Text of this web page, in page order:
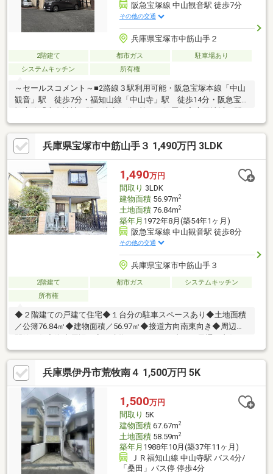
阪急宝塚線 中山観音駅 徒歩7分
その他の交通
兵庫県宝塚市中筋山手２
2階建て 都市ガス
駐車場あり
システムキッチン
所有権
～セールスコメント～■2路線３駅利用可能・阪急宝塚本線「中山
観音」駅 徒歩7分・福知山線「中山寺」駅 徒歩14分・阪急宝
静な住宅街です。■宅地が道路面より高いため、眺望良好・開放
感があります。■宅地地盤面が前面道路より高くなっているた
め、道路からの目線が気になりません。■南西側幅員約6.9ｍの道
路に面しています。■建物面積のほかに附属建物(車庫)21.96m2有
ります。物件の詳細及び内覧希望のお問合せにつきましては担
当：「岸田（きしだ）」までお願いいたします。（フリーコー
ル：０１２０－１０９－４７３）
兵庫県宝塚市中筋山手３ 1,490万円 3LDK
1,490万円
間取り 3LDK
建物面積56.97m2
土地面積76.84m2
築年月 1972年8月(築54年1ヶ月)
阪急宝塚線 中山観音駅 徒歩8分
その他の交通
兵庫県宝塚市中筋山手３
2階建て 都市ガス
システムキッチン
所有権
◆２階建ての戸建て住宅◆１台分の駐車スペースあり◆土地面積
／公簿76.84㎡◆建物面積／56.97㎡◆接道方向南東向き◆周辺は
閑静な住宅街◆周辺に高い建物がないため日当たり風通し良好～
Life Information～◎万代宝塚中筋店まで徒歩5分◎業務スーパー
宝塚中山店まで徒歩12分◎宝塚中筋郵便局まで徒歩7分◎長尾小
学校まで徒歩12分◎山手台中学校まで徒歩13分
兵庫県伊丹市荒牧南４ 1,500万円 5K
1,500万円
間取り 5K
建物面積67.67m2
土地面積58.59m2
築年月 1988年10月(築37年11ヶ月)
ＪＲ福知山線 中山寺駅 バス4分/
「桑田」バス停 停歩4分